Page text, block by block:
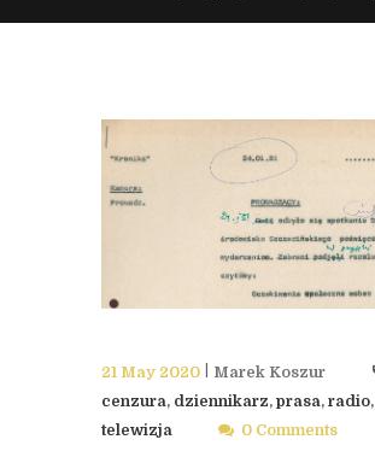
21 May 2020
Marek Koszur
cenzura, dziennikarz, prasa, radio,
telewizja
0 Comments